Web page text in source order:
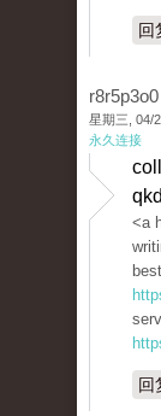
回
星期三, 04/
永久连接
<a
回